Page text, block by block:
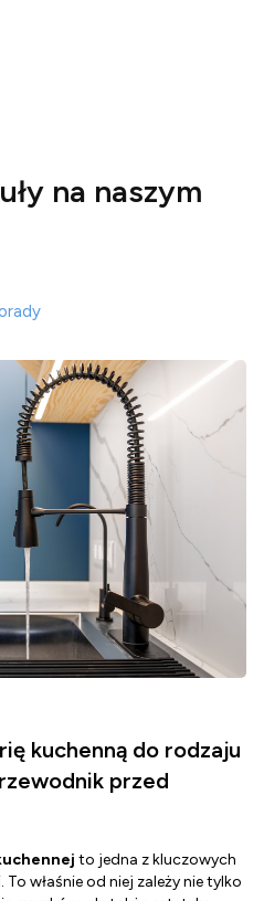
na naszym
kuchenną do rodzaju
przed
to jedna z kluczowych
właśnie od niej zależy nie tylko